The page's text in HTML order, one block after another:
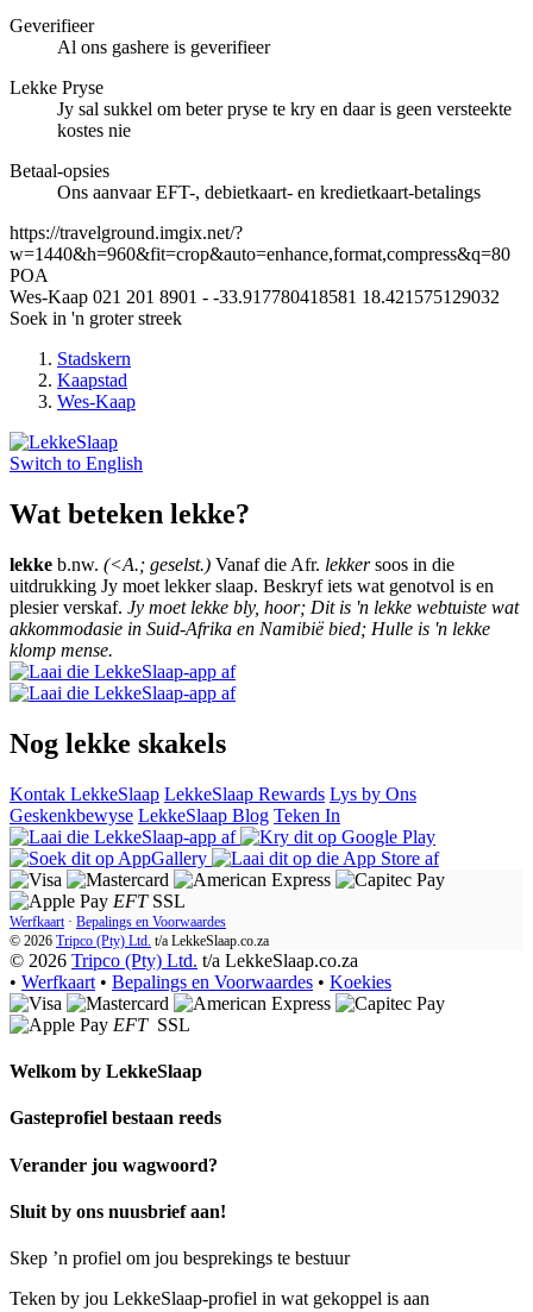
Geverifieer
Al ons gashere is geverifieer
Lekke Pryse
Jy sal sukkel om beter pryse te kry en daar is geen versteekte
kostes nie
Betaal-opsies
Ons aanvaar EFT-, debietkaart- en kredietkaart-betalings
https://travelground.imgix.net/?
w=1440&h=960&fit=crop&auto=enhance,format,compress&q=80
POA
Wes-Kaap 021 201 8901 - -33.917780418581 18.421575129032
Soek in 'n groter streek
Stadskern
Kaapstad
Wes-Kaap
Switch to English
Wat beteken lekke?
lekke b.nw. (<A.; geselst.) Vanaf die Afr. lekkersoos in die
uitdrukking Jy moet lekker slaap. Beskryf iets wat genotvol is en
plesier verskaf. Jy moet lekke bly, hoor; Dit is 'n lekke webtuiste wat
akkommodasie in Suid-Afrika en Namibië bied; Hulle is 'n lekke
klomp mense.
Nog lekke skakels
Kontak LekkeSlaap LekkeSlaap Rewards Lys by Ons
Geskenkbewyse LekkeSlaap Blog Teken In
EFT SSL
Werfkaart · Bepalings en Voorwaardes
© 2026 Tripco (Pty) Ltd. t/a LekkeSlaap.co.za
© 2026 Tripco (Pty) Ltd. t/a LekkeSlaap.co.za
• Werfkaart • Bepalings en Voorwaardes • Koekies
EFT SSL
Welkom by LekkeSlaap
Gasteprofiel bestaan ​​reeds
Verander jou wagwoord?
Sluit by ons nuusbrief aan!
Skep ’n profiel om jou besprekings te bestuur
Teken by jou LekkeSlaap-profiel in wat gekoppel is aan